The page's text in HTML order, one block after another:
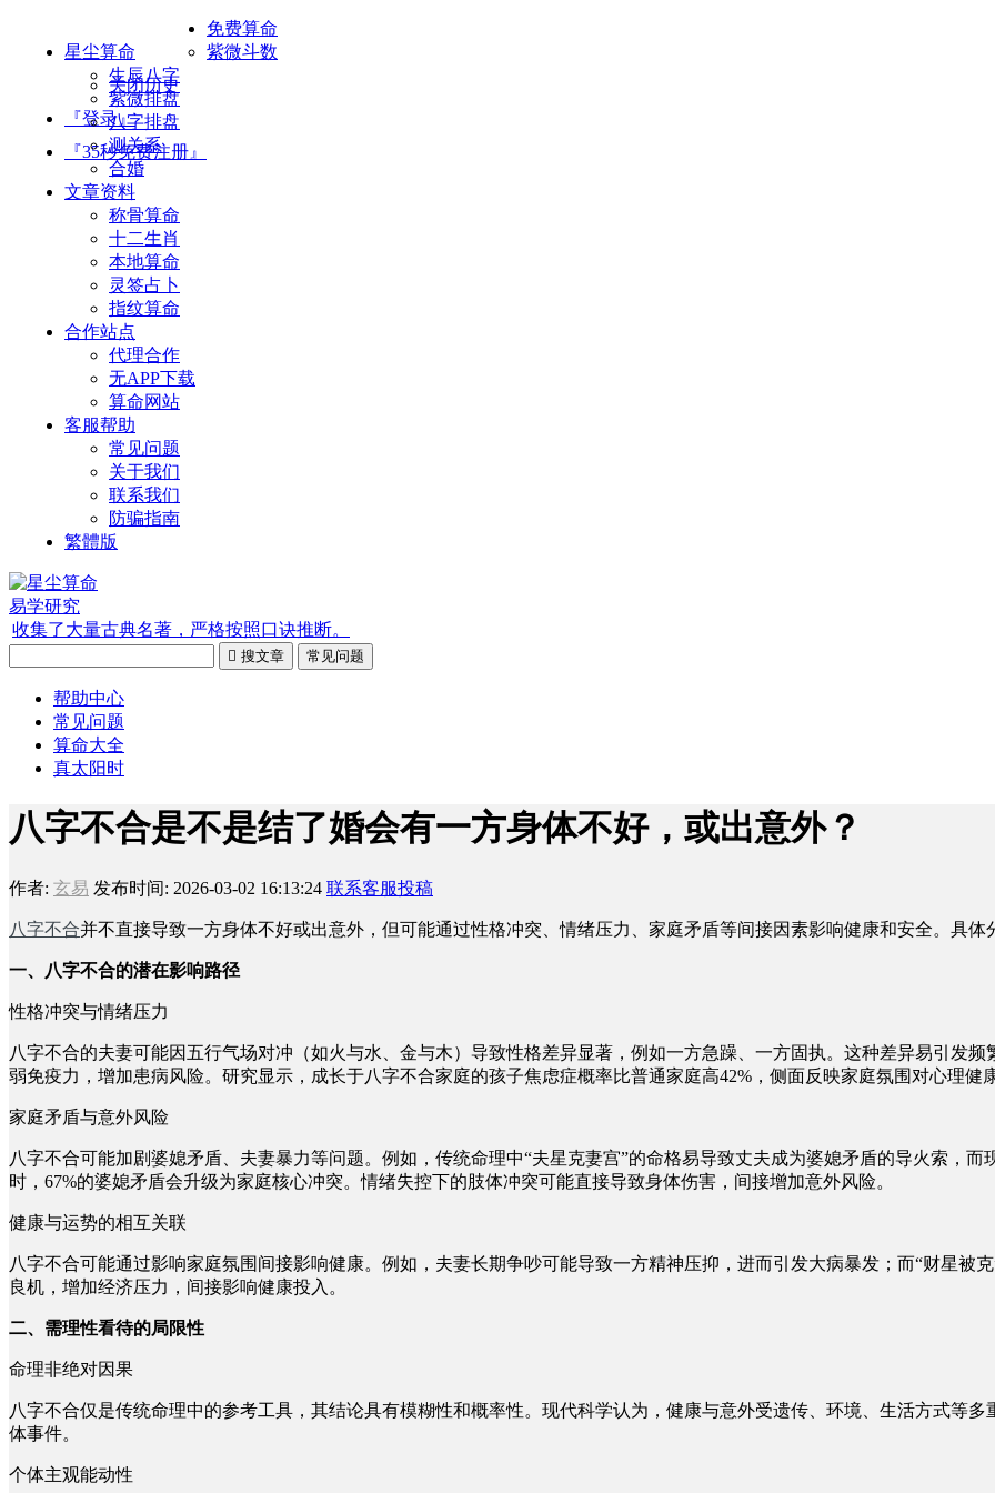
星尘算命
关闭历史
『登录』
『35秒免费注册』
免费算命
紫微斗数
生辰八字
紫微排盘
八字排盘
测关系
合婚
文章资料
称骨算命
十二生肖
本地算命
灵签占卜
指纹算命
合作站点
代理合作
无APP下载
算命网站
客服帮助
常见问题
关于我们
联系我们
防骗指南
繁體版
易学研究
收集了大量古典名著，严格按照口诀推断。
 搜文章 常见问题
帮助中心
常见问题
算命大全
真太阳时
八字不合是不是结了婚会有一方身体不好，或出意外？
作者: 玄易 发布时间: 2026-03-02 16:13:24 联系客服投稿
八字不合并不直接导致一方身体不好或出意外，但可能通过性格冲突、情绪压力、家庭矛盾等间接因素影响健康和安全。具体
一、八字不合的潜在影响路径
性格冲突与情绪压力
八字不合的夫妻可能因五行气场对冲（如火与水、金与木）导致性格差异显著，例如一方急躁、一方固执。这种差异易引发频
弱免疫力，增加患病风险。研究显示，成长于八字不合家庭的孩子焦虑症概率比普通家庭高42%，侧面反映家庭氛围对心理健
家庭矛盾与意外风险
八字不合可能加剧婆媳矛盾、夫妻暴力等问题。例如，传统命理中“夫星克妻宫”的命格易导致丈夫成为婆媳矛盾的导火索，
时，67%的婆媳矛盾会升级为家庭核心冲突。情绪失控下的肢体冲突可能直接导致身体伤害，间接增加意外风险。
健康与运势的相互关联
八字不合可能通过影响家庭氛围间接影响健康。例如，夫妻长期争吵可能导致一方精神压抑，进而引发大病暴发；而“财星被
良机，增加经济压力，间接影响健康投入。
二、需理性看待的局限性
命理非绝对因果
八字不合仅是传统命理中的参考工具，其结论具有模糊性和概率性。现代科学认为，健康与意外受遗传、环境、生活方式等
体事件。
个体主观能动性